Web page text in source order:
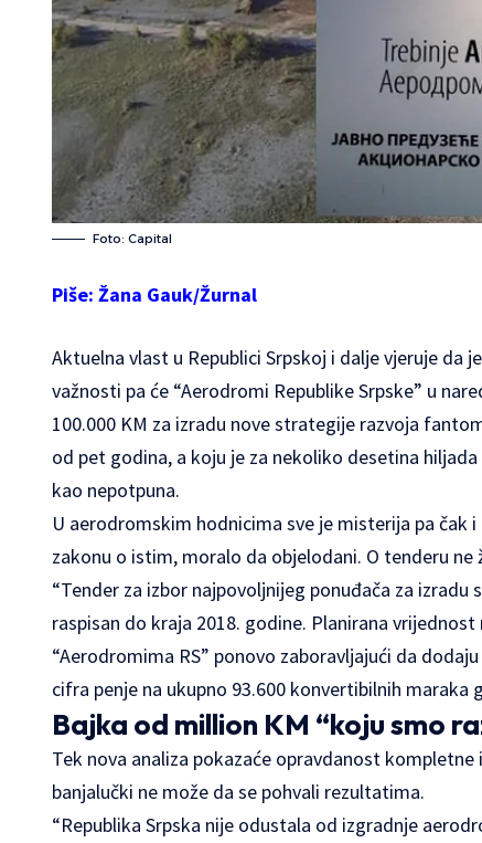
Foto: Capital
Piše: Žana Gauk/Žurnal
Aktuelna vlast u Republici Srpskoj i dalje vjeruje da
važnosti pa će “Aerodromi Republike Srpske” u
100.000 KM za izradu nove strategije razvoja
od pet godina, a koju je za nekoliko desetina
kao nepotpuna.
U aerodromskim hodnicima sve je misterija pa čak
zakonu o istim, moralo da objelodani. O tenderu
“Tender za izbor najpovoljnijeg ponuđača za
raspisan do kraja 2018. godine. Planirana
“Aerodromima RS” ponovo zaboravljajući da
cifra penje na ukupno 93.600 konvertibilnih maraka
Bajka od million KM “koju smo
Tek nova analiza pokazaće opravdanost
banjalučki ne može da se pohvali rezultatima.
“Republika Srpska nije odustala od izgradnje